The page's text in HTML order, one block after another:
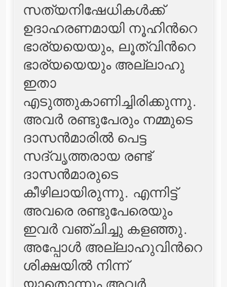
സത്യനിഷേധികള്‍ക്ക്
ഉദാഹരണമായി നൂഹിന്‍റെ
ഭാര്യയെയും, ലൂത്വിന്‍റെ
ഭാര്യയെയും അല്ലാഹു
ഇതാ
എടുത്തുകാണിച്ചിരിക്കുന്നു.
അവര്‍ രണ്ടുപേരും നമ്മുടെ
ദാസന്‍മാരില്‍ പെട്ട
സദ്‌വൃത്തരായ രണ്ട്
ദാസന്‍മാരുടെ
കീഴിലായിരുന്നു. എന്നിട്ട്
അവരെ രണ്ടുപേരെയും
ഇവര്‍ വഞ്ചിച്ചു കളഞ്ഞു.
അപ്പോള്‍ അല്ലാഹുവിന്‍റെ
ശിക്ഷയില്‍ നിന്ന്